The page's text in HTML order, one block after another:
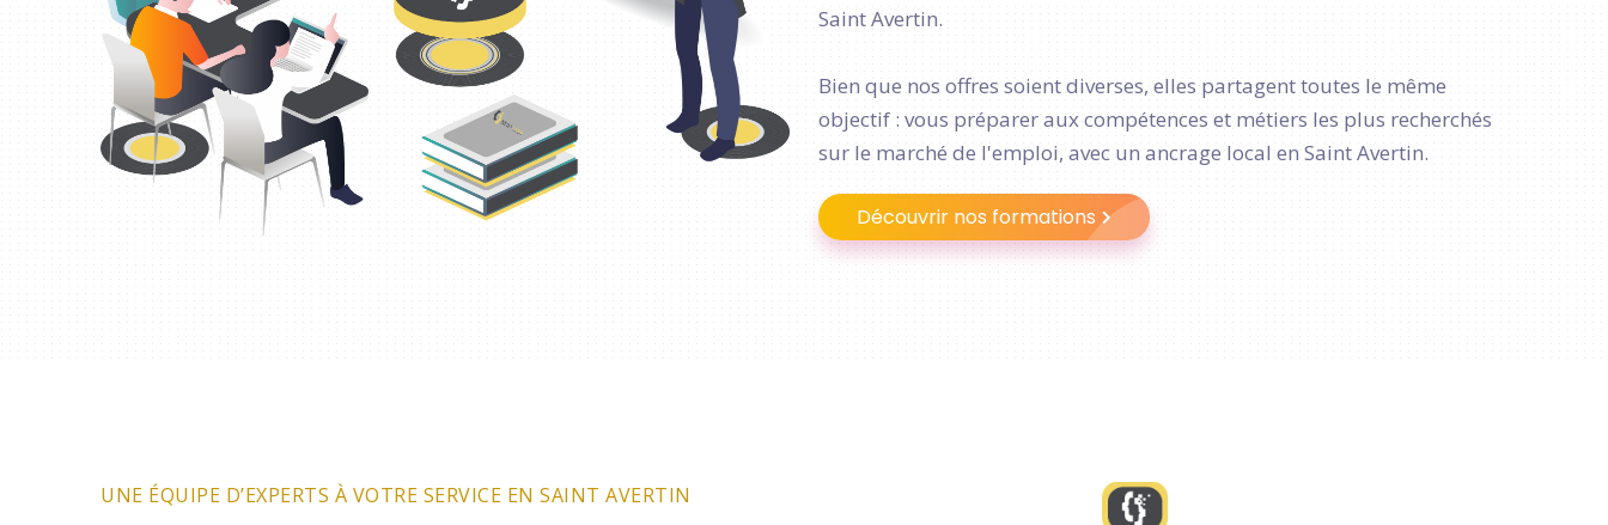
Saint Avertin.
Bien que nos offres soient diverses, elles partagent toutes le même
objectif : vous préparer aux compétences et métiers les plus recherchés
sur le marché de l'emploi, avec un ancrage local en Saint Avertin.
Découvrir nos formations
UNE ÉQUIPE D’EXPERTS À VOTRE SERVICE EN SAINT AVERTIN